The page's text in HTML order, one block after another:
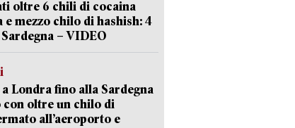
oltre 6 chili di cocaina
e mezzo chilo di hashish: 4
– VIDEO
Londra fino alla Sardegna
con oltre un chilo di
all’aeroporto e